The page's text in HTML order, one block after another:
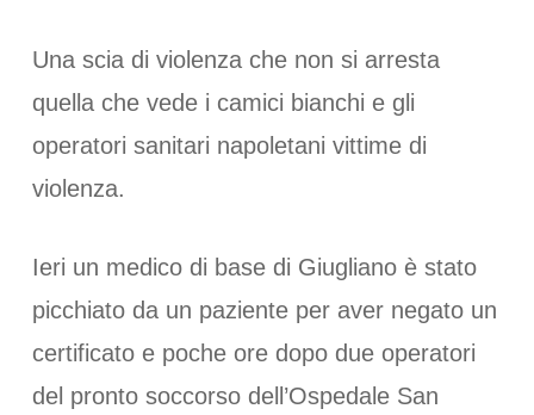
Una scia di violenza che non si arresta
quella che vede i camici bianchi e gli
operatori sanitari napoletani vittime di
violenza.
Ieri un medico di base di Giugliano è stato
picchiato da un paziente per aver negato un
certificato e poche ore dopo due operatori
del pronto soccorso dell’Ospedale San